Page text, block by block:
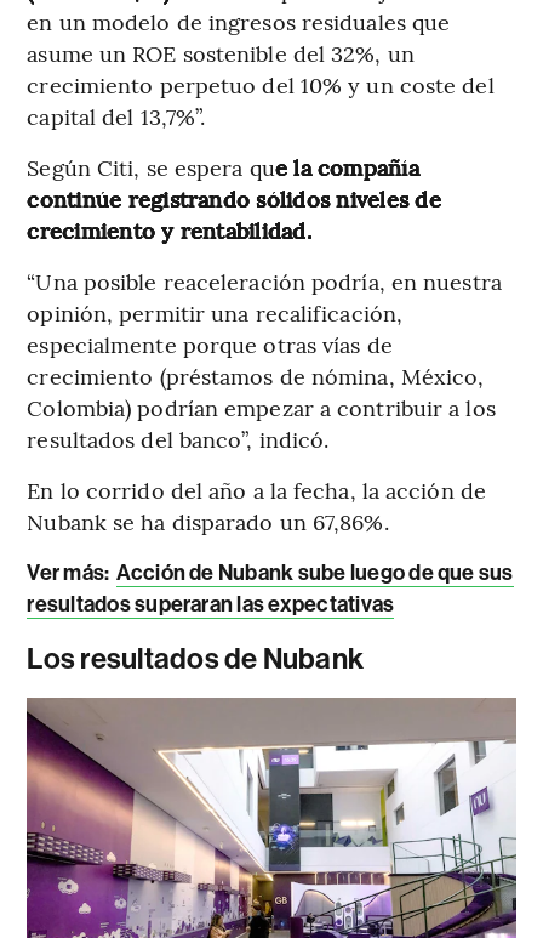
en un modelo de ingresos residuales que
asume un ROE sostenible del 32%, un
crecimiento perpetuo del 10% y un coste del
capital del 13,7%”.
Según Citi, se espera que la compañía
continúe registrando sólidos niveles de
crecimiento y rentabilidad.
“Una posible reaceleración podría, en nuestra
opinión, permitir una recalificación,
especialmente porque otras vías de
crecimiento (préstamos de nómina, México,
Colombia) podrían empezar a contribuir a los
resultados del banco”, indicó.
En lo corrido del año a la fecha, la acción de
Nubank se ha disparado un 67,86%.
Ver más: Acción de Nubank sube luego de que sus
resultados superaran las expectativas
Los resultados de Nubank